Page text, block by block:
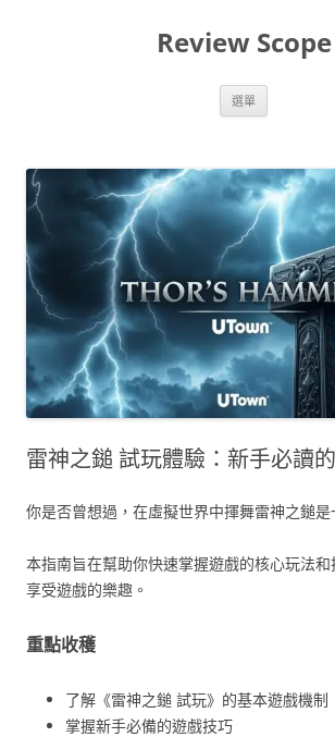
Review Scope
選單
雷神之鎚 試玩體驗：新手必讀
你是否曾想過，在虛擬世界中揮舞雷神之鎚是
本指南旨在幫助你快速掌握遊戲的核心玩法
享受遊戲的樂趣。
重點收穫
了解《雷神之鎚 試玩》的基本遊戲機制
掌握新手必備的遊戲技巧